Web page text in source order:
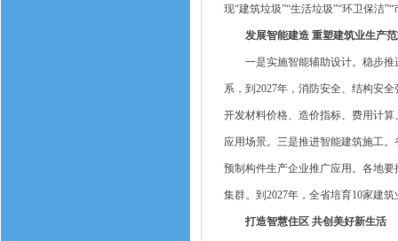
现“建筑垃圾”“生活垃圾”“环卫保洁
发展智能建造 重塑建筑业生产
一是实施智能辅助设计。稳步推
系，到2027年，消防安全、结构安
开发材料价格、造价指标、费用计
应用场景。三是推进智能建筑施工
预制构件生产企业推广应用。各地
集群。到2027年，全省培育10家建
打造智慧住区 共创美好新生活